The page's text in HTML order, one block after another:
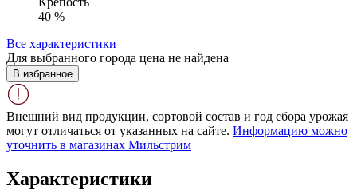
40 %
Все характеристики
Для выбранного города цена не найдена
В избранное
Внешний вид продукции, сортовой состав и год сбора урожая
могут отличаться от указанных на сайте. Информацию можно
уточнить в магазинах Мильстрим
Характеристики